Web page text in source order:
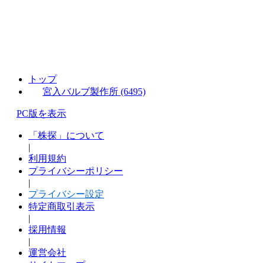
トップ
宮入バルブ製作所 (6495)
PC版を表示
「株探」について
|
利用規約
プライバシーポリシー
|
プライバシー設定
特定商取引表示
|
採用情報
|
運営会社